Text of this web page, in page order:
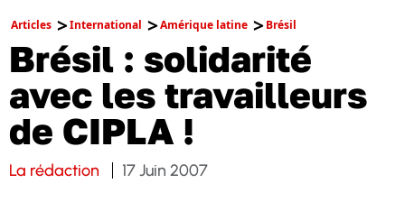
Articles International Amérique latine Brésil
Brésil : solidarité
avec les travailleurs
de CIPLA !
La rédaction 17 Juin 2007